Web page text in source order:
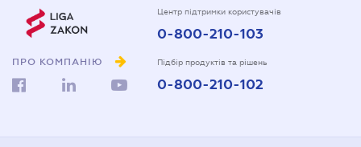
ПРО КОМПАНІЮ
Центр підтримки користувачів
0-800-210-103
Підбір продуктів та рішень
0-800-210-102